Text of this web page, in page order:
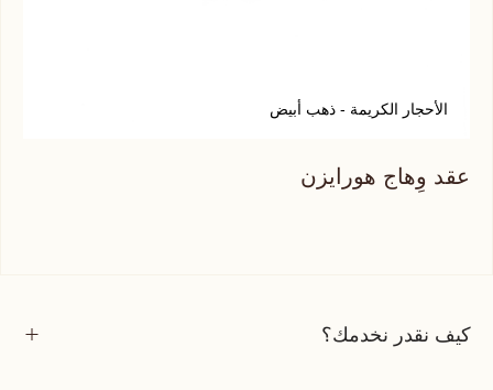
الأحجار الكريمة - ذهب أبيض
عقد وِهاج هورايزن
كيف نقدر نخدمك؟